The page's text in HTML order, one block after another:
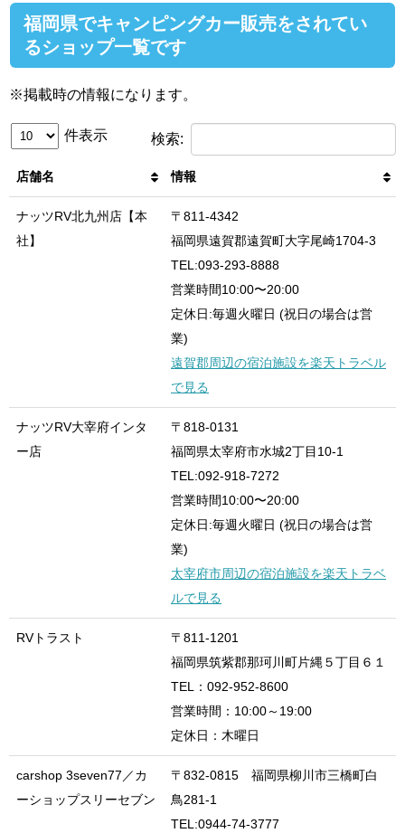
福岡県でキャンピングカー販売をされてい
るショップ一覧です
※掲載時の情報になります。
件表示 検索:
店舗名 情報
ナッツRV北九州店【本
社】
〒811-4342
福岡県遠賀郡遠賀町大字尾崎1704-3
TEL:093-293-8888
営業時間10:00〜20:00
定休日:毎週火曜日 (祝日の場合は営
業)
遠賀郡周辺の宿泊施設を楽天トラベル
で見る
ナッツRV大宰府インタ
ー店
〒818-0131
福岡県太宰府市水城2丁目10-1
TEL:092-918-7272
営業時間10:00〜20:00
定休日:毎週火曜日 (祝日の場合は営
業)
太宰府市周辺の宿泊施設を楽天トラベ
ルで見る
RVトラスト
〒811-1201
福岡県筑紫郡那珂川町片縄５丁目６１
TEL：092-952-8600
営業時間：10:00～19:00
定休日：木曜日
carshop 3seven77／カ
ーショップスリーセブン
〒832-0815 福岡県柳川市三橋町白
鳥281-1
TEL:0944-74-3777